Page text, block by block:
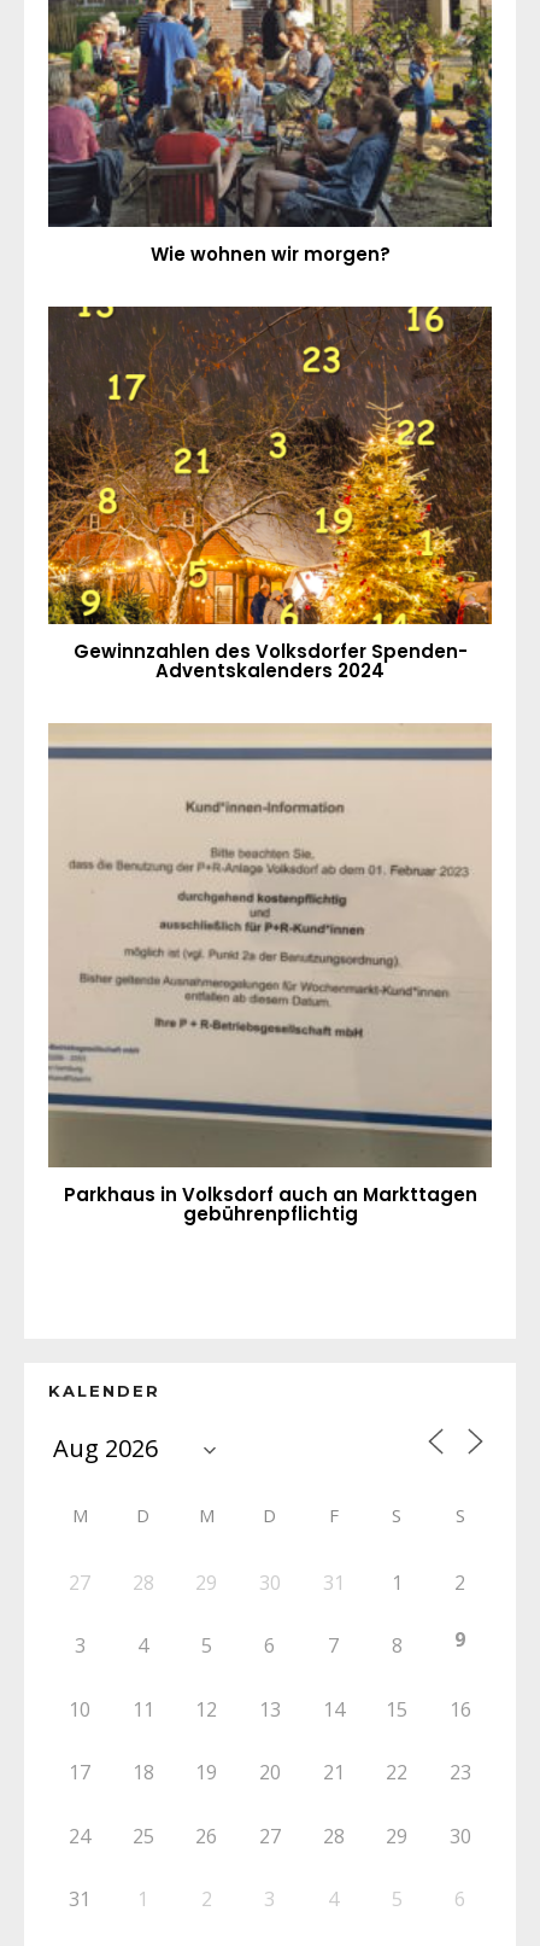
Wie wohnen wir morgen?
Gewinnzahlen des Volksdorfer Spenden-
Adventskalenders 2024
Parkhaus in Volksdorf auch an Markttagen
gebührenpflichtig
KALENDER
M D M D F S S
27 28 29 30 31 1 2
3 4 5 6 7 8 9
10 11 12 13 14 15 16
17 18 19 20 21 22 23
24 25 26 27 28 29 30
31 1 2 3 4 5 6